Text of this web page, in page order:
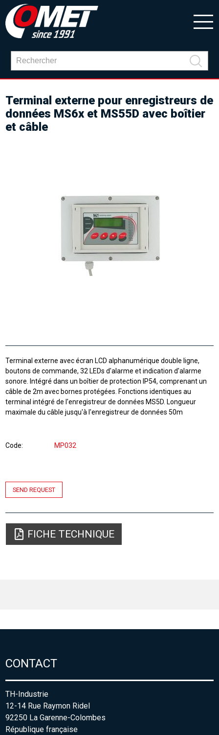
Terminal externe pour enregistreurs de
données MS6x et MS55D avec boîtier
et câble
Terminal externe avec écran LCD alphanumérique double ligne,
boutons de commande, 32 LEDs d'alarme et indication d'alarme
sonore. Intégré dans un boîtier de protection IP54, comprenant un
câble de 2m avec bornes protégées. Fonctions identiques au
terminal intégré de l'enregistreur de données MS5D. Longueur
maximale du câble jusqu'à l'enregistreur de données 50m
Code MP032
SEND REQUEST
FICHE TECHNIQUE
CONTACT
TH-Industrie
12-14 Rue Raymon Ridel
92250 La Garenne-Colombes
République française